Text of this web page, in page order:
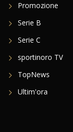
Promozione
Serie B
Serie C
sportinoro TV
TopNews
Ultim'ora